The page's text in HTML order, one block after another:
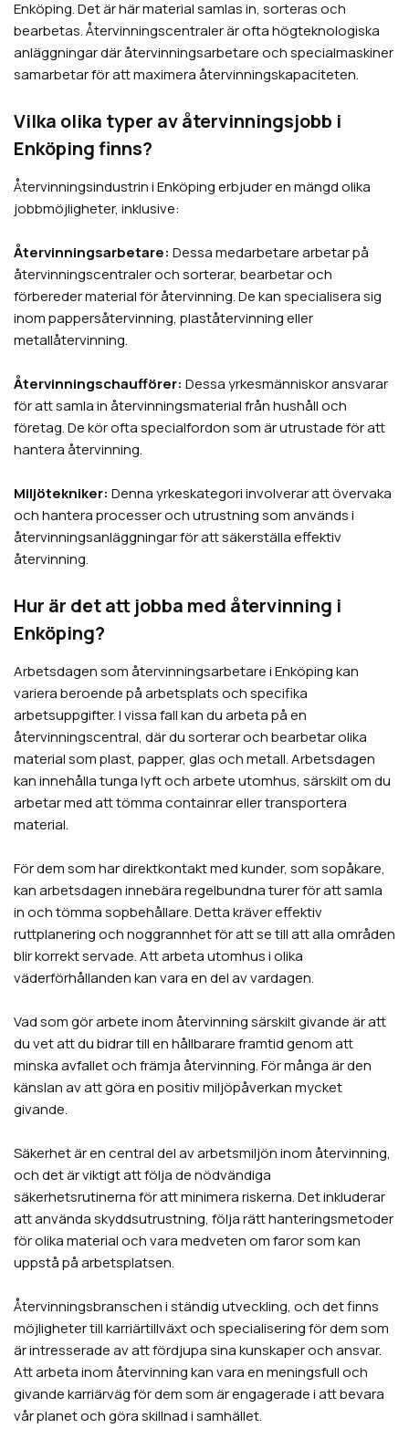
Enköping. Det är här material samlas in, sorteras och
bearbetas. Återvinningscentraler är ofta högteknologiska
anläggningar där återvinningsarbetare och specialmaskiner
samarbetar för att maximera återvinningskapaciteten.
Vilka olika typer av återvinningsjobb i
Enköpingfinns?
Återvinningsindustrin iEnköpingerbjuder en mängd olika
jobbmöjligheter, inklusive:
Återvinningsarbetare: Dessa medarbetare arbetar på
återvinningscentraler och sorterar, bearbetar och
förbereder material för återvinning. De kan specialisera sig
inom pappersåtervinning, plaståtervinning eller
metallåtervinning.
Återvinningschaufförer: Dessa yrkesmänniskor ansvarar
för att samla in återvinningsmaterial från hushåll och
företag. De kör ofta specialfordon som är utrustade för att
hantera återvinning.
Miljötekniker: Denna yrkeskategori involverar att övervaka
och hantera processer och utrustning som används i
återvinningsanläggningar för att säkerställa effektiv
återvinning.
Hur är det att jobba med återvinning i
Enköping?
Arbetsdagen som återvinningsarbetare iEnköpingkan
variera beroende på arbetsplats och specifika
arbetsuppgifter. I vissa fall kan du arbeta på en
återvinningscentral, där du sorterar och bearbetar olika
material som plast, papper, glas och metall. Arbetsdagen
kan innehålla tunga lyft och arbete utomhus, särskilt om du
arbetar med att tömma containrar eller transportera
material.
För dem som har direktkontakt med kunder, som sopåkare,
kan arbetsdagen innebära regelbundna turer för att samla
in och tömma sopbehållare. Detta kräver effektiv
ruttplanering och noggrannhet för att se till att alla områden
blir korrekt servade. Att arbeta utomhus i olika
väderförhållanden kan vara en del av vardagen.
Vad som gör arbete inom återvinning särskilt givande är att
du vet att du bidrar till en hållbarare framtid genom att
minska avfallet och främja återvinning. För många är den
känslan av att göra en positiv miljöpåverkan mycket
givande.
Säkerhet är en central del av arbetsmiljön inom återvinning,
och det är viktigt att följa de nödvändiga
säkerhetsrutinerna för att minimera riskerna. Det inkluderar
att använda skyddsutrustning, följa rätt hanteringsmetoder
för olika material och vara medveten om faror som kan
uppstå på arbetsplatsen.
Återvinningsbranschen i ständig utveckling, och det finns
möjligheter till karriärtillväxt och specialisering för dem som
är intresserade av att fördjupa sina kunskaper och ansvar.
Att arbeta inom återvinning kan vara en meningsfull och
givande karriärväg för dem som är engagerade i att bevara
vår planet och göra skillnad i samhället.